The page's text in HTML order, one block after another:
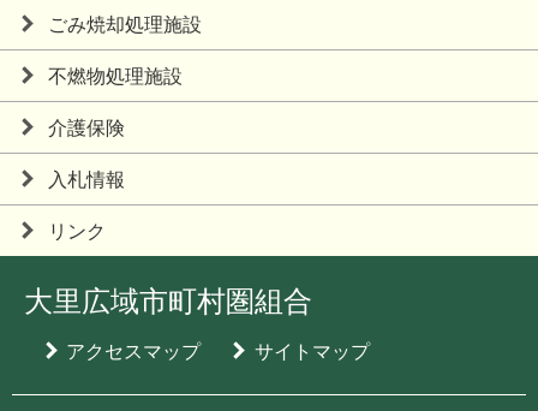
ごみ焼却処理施設
不燃物処理施設
介護保険
入札情報
リンク
大里広域市町村圏組合
アクセスマップ サイトマップ